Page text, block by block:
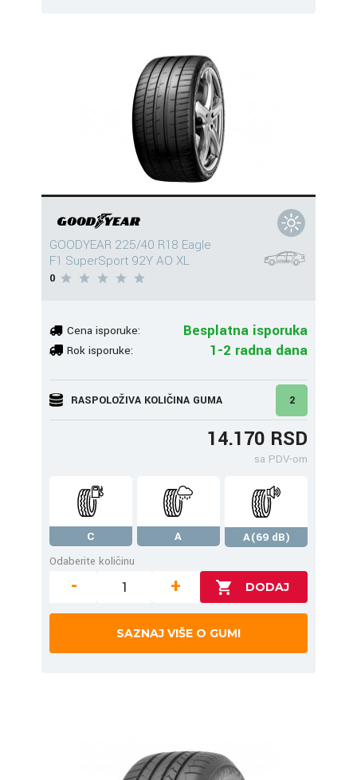
GOODYEAR 225/40 R18 Eagle
F1 SuperSport 92Y AO XL
0
Cena isporuke: Besplatna isporuka
Rok isporuke: 1-2 radna dana
RASPOLOŽIVA KOLIČINA GUMA 2
14.170 RSD
sa PDV-om
C A
A(69 dB)
Odaberite količinu
- +
SAZNAJ VIŠE O GUMI